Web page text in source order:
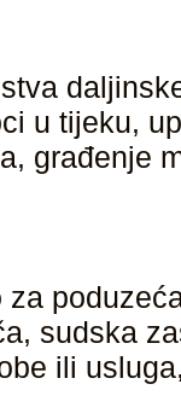
u tijeku,
građenje
sudska
ili